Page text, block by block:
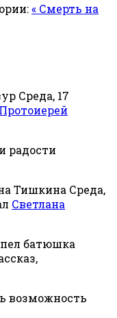
« Смерть на
Среда, 17
Протоиерей
радости
Среда,
Светлана
батюшка
возможность